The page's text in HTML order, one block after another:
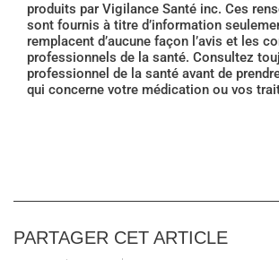
produits par Vigilance Santé inc. Ces
sont fournis à titre d’information
remplacent d’aucune façon l’avis et les
professionnels de la santé. Consultez
professionnel de la santé avant de
qui concerne votre médication ou vos
PARTAGER CET ARTICLE